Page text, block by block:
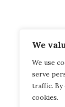
We
We use
serve
traffic. By
cookies.